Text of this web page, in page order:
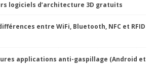
logiciels d’architecture 3D gratuits
entre WiFi, Bluetooth, NFC et RFID
applications anti-gaspillage (Android et